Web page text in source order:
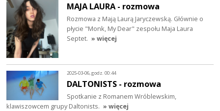
MAJA LAURA - rozmowa
Rozmowa z Mają Laurą Jaryczewską. Głównie o
płycie "Monk, My Dear" zespołu Maja Laura
Septet. » więcej
2025-03-06, godz. 00:44
DALTONISTS - rozmowa
Spotkanie z Romanem Wróblewskim,
klawiszowcem grupy Daltonists. » więcej